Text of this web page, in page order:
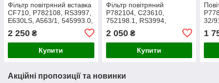
Фільтр повітряний вставка
CF710, P782108, RS3997,
E630LS, A563/1, 545993.0,
2456376, SA17207, 49710,
2R2220C
2 250 ₴
Купити
Фільтр повітряний
P782104, C23610,
752198.1, RS3994,
32/920401, A577,
3902783M1, 93241E
2 050₴
Купити
32/
1
Акційні пропозиції та новинки